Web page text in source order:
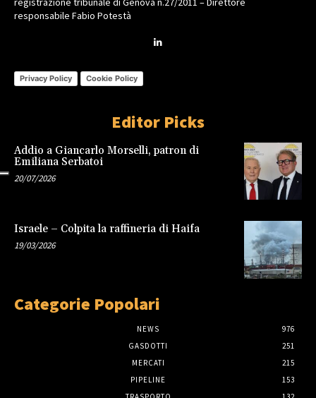
responsabile Fabio Potestà
Privacy Policy Cookie Policy
Editor Picks
Addio a Giancarlo Morselli, patron di
Emiliana Serbatoi
20/07/2026
Israele – Colpita la raffineria di Haifa
19/03/2026
Categorie Popolari
NEWS
976
GASDOTTI
251
MERCATI
215
PIPELINE
153